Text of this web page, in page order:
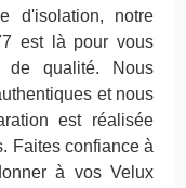
d'isolation, notre
est là pour vous
de qualité. Nous
et nous
est réalisée
Faites confiance à
à vos Velux